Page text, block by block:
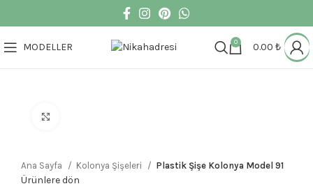
MODELLER 0 0.00 ₺
Ana Sayfa Kolonya Şişeleri Plastik Şişe Kolonya Model 91
Ürünlere dön